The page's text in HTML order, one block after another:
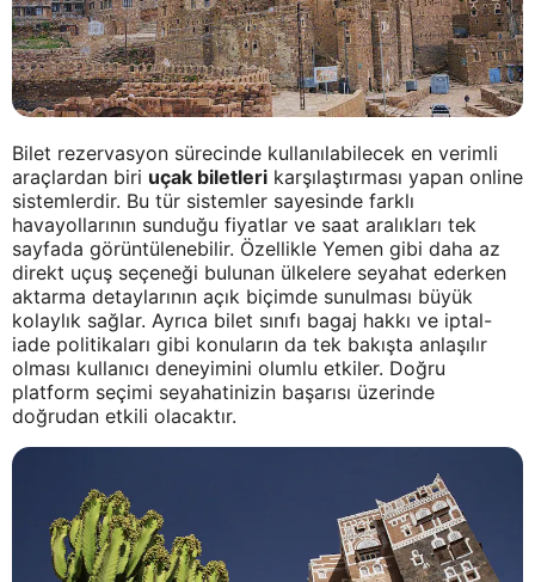
Bilet rezervasyon sürecinde kullanılabilecek en verimli
araçlardan biri uçak biletleri karşılaştırması yapan online
sistemlerdir. Bu tür sistemler sayesinde farklı
havayollarının sunduğu fiyatlar ve saat aralıkları tek
sayfada görüntülenebilir. Özellikle Yemen gibi daha az
direkt uçuş seçeneği bulunan ülkelere seyahat ederken
aktarma detaylarının açık biçimde sunulması büyük
kolaylık sağlar. Ayrıca bilet sınıfı bagaj hakkı ve iptal-
iade politikaları gibi konuların da tek bakışta anlaşılır
olması kullanıcı deneyimini olumlu etkiler. Doğru
platform seçimi seyahatinizin başarısı üzerinde
doğrudan etkili olacaktır.